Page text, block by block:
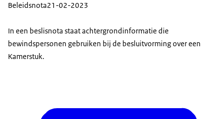
Beleidsnota21-02-2023
In een beslisnota staat achtergrondinformatie die
bewindspersonen gebruiken bij de besluitvorming over een
Kamerstuk.